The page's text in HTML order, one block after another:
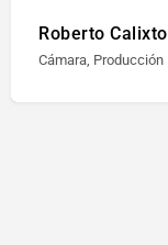
Roberto Calixto
Cámara, Producción